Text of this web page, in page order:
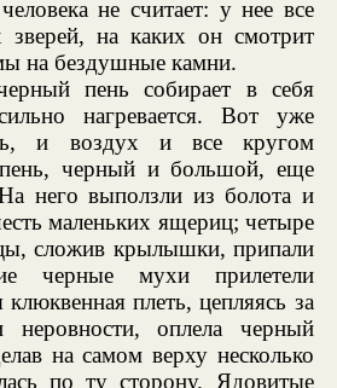
не считает: у нее все
на каких он смотрит
на бездушные камни.
пень собирает в себя
нагревается. Вот уже
и воздух и все кругом
черный и большой, еще
него выползли из болота и
маленьких ящериц; четыре
сложив крылышки, припали
черные мухи прилетели
плеть, цепляясь за
неровности, оплела черный
на самом верху несколько
по ту сторону. Ядовитые